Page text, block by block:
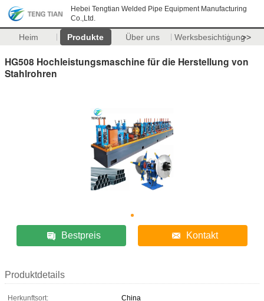
Hebei Tengtian Welded Pipe Equipment Manufacturing
Co.,Ltd.
Heim Produkte Über uns Werksbesichtigung>>
HG508 Hochleistungsmaschine für die Herstellung von
Stahlrohren
Bestpreis Kontakt
Produktdetails
Herkunftsort:
China